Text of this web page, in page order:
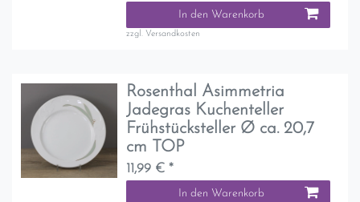
In den Warenkorb
zzgl. Versandkosten
Rosenthal Asimmetria
Jadegras Kuchenteller
Frühstücksteller Ø ca. 20,7
cm TOP
11,99 € *
In den Warenkorb